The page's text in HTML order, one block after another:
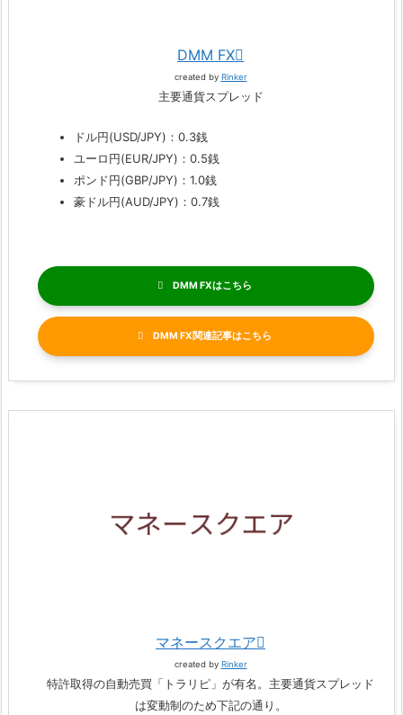
DMM FX
created by Rinker
主要通貨スプレッド
ドル円(USD/JPY)：0.3銭
ユーロ円(EUR/JPY)：0.5銭
ポンド円(GBP/JPY)：1.0銭
豪ドル円(AUD/JPY)：0.7銭
DMM FX
DMM FX関連記事
マネースクエア
created by Rinker
特許取得の自動売買「トラリピ」が有名。主要通貨スプレッド
は変動制のため下記の通り。